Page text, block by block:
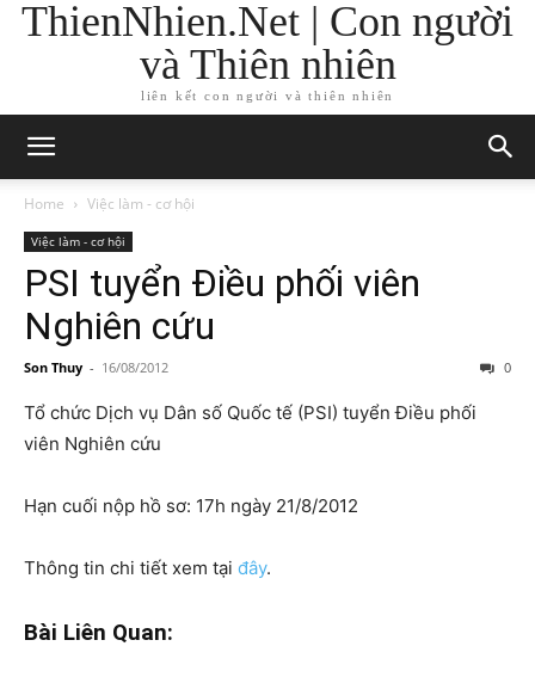
ThienNhien.Net | Con người
và Thiên nhiên
liên kết con người và thiên nhiên
Home Việc làm - cơ hội
Việc làm - cơ hội
PSI tuyển Điều phối viên
Nghiên cứu
Son Thuy - 16/08/2012 0
Tổ chức Dịch vụ Dân số Quốc tế (PSI) tuyển Điều phối
viên Nghiên cứu
Hạn cuối nộp hồ sơ: 17h ngày 21/8/2012
Thông tin chi tiết xem tại đây.
Bài Liên Quan: